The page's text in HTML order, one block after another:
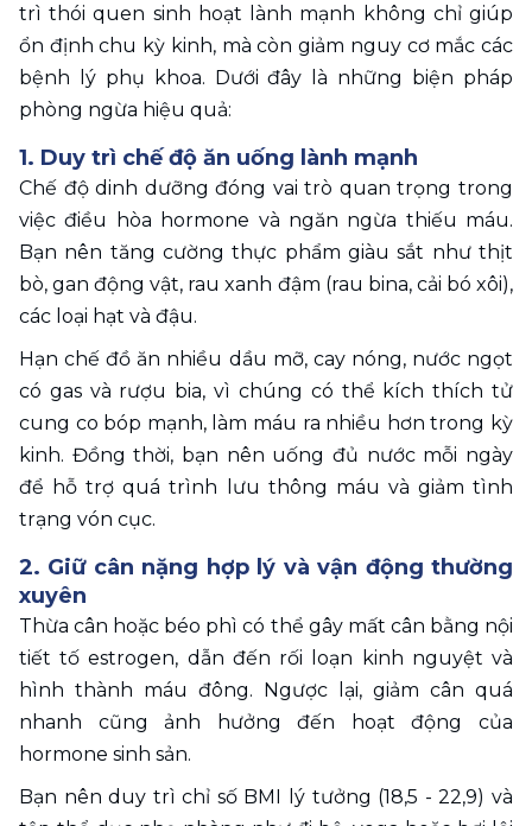
trì thói quen sinh hoạt lành mạnh không chỉ giúp
ổn định chu kỳ kinh, mà còn giảm nguy cơ mắc các
bệnh lý phụ khoa. Dưới đây là những biện pháp
phòng ngừa hiệu quả:
1. Duy trì chế độ ăn uống lành mạnh
Chế độ dinh dưỡng đóng vai trò quan trọng trong
việc điều hòa hormone và ngăn ngừa thiếu máu.
Bạn nên tăng cường thực phẩm giàu sắt như thịt
bò, gan động vật, rau xanh đậm (rau bina, cải bó xôi),
các loại hạt và đậu.
Hạn chế đồ ăn nhiều dầu mỡ, cay nóng, nước ngọt
có gas và rượu bia, vì chúng có thể kích thích tử
cung co bóp mạnh, làm máu ra nhiều hơn trong kỳ
kinh. Đồng thời, bạn nên uống đủ nước mỗi ngày
để hỗ trợ quá trình lưu thông máu và giảm tình
trạng vón cục.
2. Giữ cân nặng hợp lý và vận động thường
xuyên
Thừa cân hoặc béo phì có thể gây mất cân bằng nội
tiết tố estrogen, dẫn đến rối loạn kinh nguyệt và
hình thành máu đông. Ngược lại, giảm cân quá
nhanh cũng ảnh hưởng đến hoạt động của
hormone sinh sản.
Bạn nên duy trì chỉ số BMI lý tưởng (18,5 - 22,9) và